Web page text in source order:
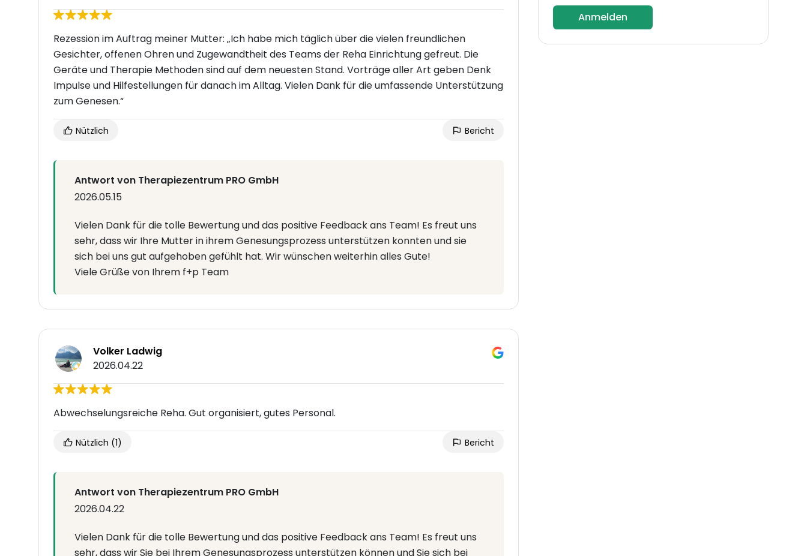
Rezession im Auftrag meiner Mutter: „Ich habe mich täglich über die vielen freundlichen
Gesichter, offenen Ohren und Zugewandtheit des Teams der Reha Einrichtung gefreut. Die
Geräte und Therapie Methoden sind auf dem neuesten Stand. Vorträge aller Art geben Denk
Impulse und Hilfestellungen für danach im Alltag. Vielen Dank für die umfassende Unterstützung
zum Genesen.“
Nützlich Bericht
Antwort von Therapiezentrum PRO GmbH
2026.05.15
Vielen Dank für die tolle Bewertung und das positive Feedback ans Team! Es freut uns
sehr, dass wir Ihre Mutter in ihrem Genesungsprozess unterstützen konnten und sie
sich bei uns gut aufgehoben gefühlt hat. Wir wünschen weiterhin alles Gute!
Viele Grüße von Ihrem f+p Team
Volker Ladwig
2026.04.22
Abwechselungsreiche Reha. Gut organisiert, gutes Personal.
Nützlich (1) Bericht
Antwort von Therapiezentrum PRO GmbH
2026.04.22
Vielen Dank für die tolle Bewertung und das positive Feedback ans Team! Es freut uns
sehr, dass wir Sie bei Ihrem Genesungsprozess unterstützen können und Sie sich bei
Anmelden